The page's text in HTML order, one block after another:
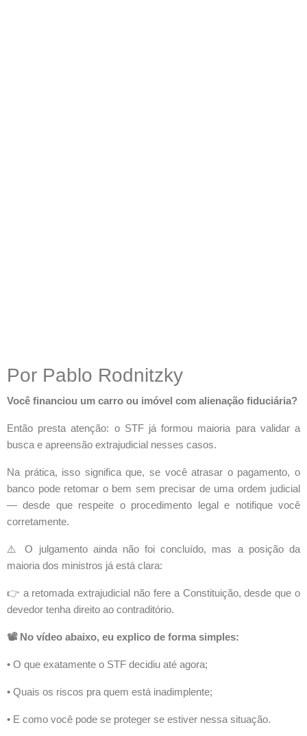
Por Pablo Rodnitzky
Você financiou um carro ou imóvel com alienação fiduciária?
Então presta atenção: o STF já formou maioria para validar a
busca e apreensão extrajudicial nesses casos.
Na prática, isso significa que, se você atrasar o pagamento, o
banco pode retomar o bem sem precisar de uma ordem judicial
— desde que respeite o procedimento legal e notifique você
corretamente.
⚠️ O julgamento ainda não foi concluído, mas a posição da
maioria dos ministros já está clara:
👉 a retomada extrajudicial não fere a Constituição, desde que o
devedor tenha direito ao contraditório.
📽️ No vídeo abaixo, eu explico de forma simples:
• O que exatamente o STF decidiu até agora;
• Quais os riscos pra quem está inadimplente;
• E como você pode se proteger se estiver nessa situação.